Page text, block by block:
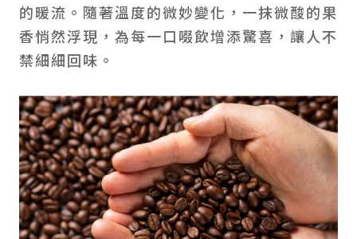
的暖流。隨著溫度的微妙變化，一抹微酸的果
香悄然浮現，為每一口啜飲增添驚喜，讓人不
禁細細回味。